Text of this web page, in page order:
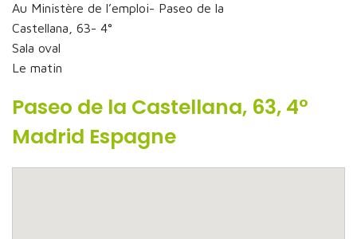
Au Ministère de l’emploi- Paseo de la
Castellana, 63- 4°
Sala oval
Le matin
Paseo de la Castellana, 63, 4°
Madrid Espagne